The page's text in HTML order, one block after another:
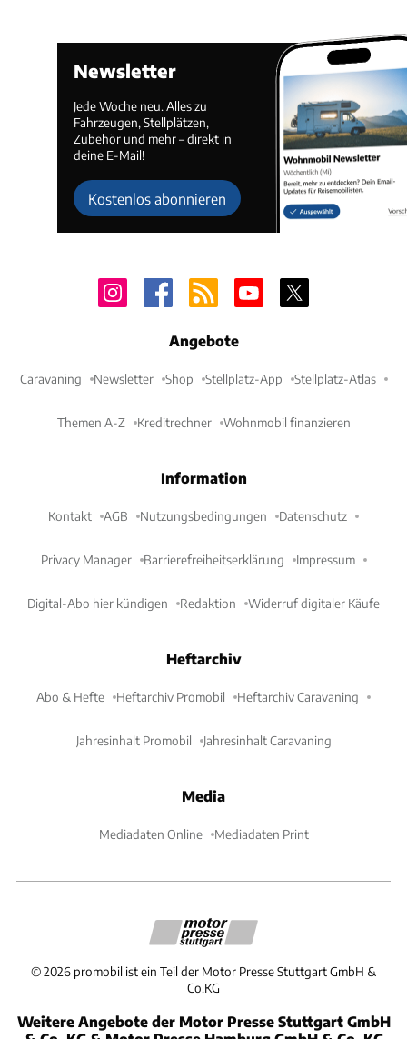
Newsletter
Jede Woche neu. Alles zu
Fahrzeugen, Stellplätzen,
Zubehör und mehr – direkt in
deine E-Mail!
Kostenlos abonnieren
Angebote
Caravaning Newsletter Shop Stellplatz-App Stellplatz-Atlas
Themen A-Z Kreditrechner Wohnmobil finanzieren
Information
Kontakt AGB Nutzungsbedingungen Datenschutz
Privacy Manager Barrierefreiheitserklärung Impressum
Digital-Abo hier kündigen Redaktion Widerruf digitaler Käufe
Heftarchiv
Abo & Hefte Heftarchiv Promobil Heftarchiv Caravaning
Jahresinhalt Promobil Jahresinhalt Caravaning
Media
Mediadaten Online Mediadaten Print
©2026 promobil ist ein Teil der Motor Presse Stuttgart GmbH &
Co.KG
Weitere Angebote der Motor Presse Stuttgart GmbH